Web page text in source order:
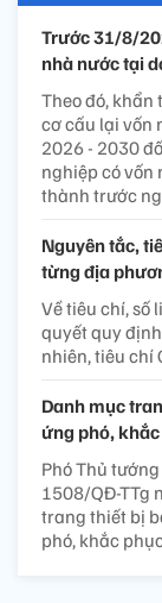
Trước 31/8/
nhà nước tại
Theo đó, khẩn
cơ cấu lại vốn
2026 - 2030
nghiệp có vốn
thành trước
Nguyên tắc,
từng địa
Về tiêu chí, số
quyết quy
nhiên, tiêu chí
Danh mục
ứng phó,
Phó Thủ
1508/QĐ-TTg
trang thiết bị
phó, khắc